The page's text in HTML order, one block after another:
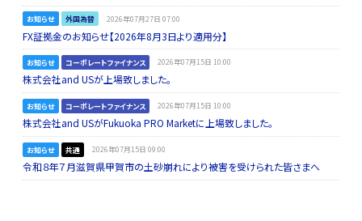
お知らせ 外国為替 2026年07月27日 07:00
FX証拠金のお知らせ【2026年8月3日より適用分】
お知らせ コーポレートファイナンス 2026年07月15日 10:00
株式会社and USが上場致しました。
お知らせ コーポレートファイナンス 2026年07月15日 10:00
株式会社and USがFukuoka PRO Marketに上場致しました。
お知らせ 共通 2026年07月15日 09:00
令和８年７月滋賀県甲賀市の土砂崩れにより被害を受けられた皆さまへ